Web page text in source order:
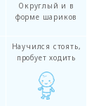
Округлый и в
форме шариков
Научился стоять,
пробует ходить